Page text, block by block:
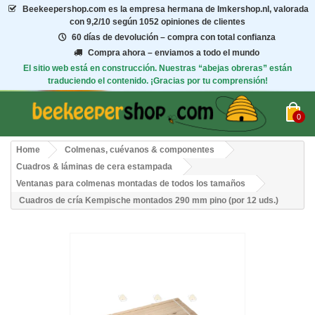
Beekeepershop.com es la empresa hermana de Imkershop.nl, valorada
con 9,2/10 según 1052 opiniones de clientes
60 días de devolución – compra con total confianza
Compra ahora – enviamos a todo el mundo
El sitio web está en construcción. Nuestras “abejas obreras” están
traduciendo el contenido. ¡Gracias por tu comprensión!
0
Home
Colmenas, cuévanos & componentes
Cuadros & láminas de cera estampada
Ventanas para colmenas montadas de todos los tamaños
Cuadros de cría Kempische montados 290 mm pino (por 12 uds.)